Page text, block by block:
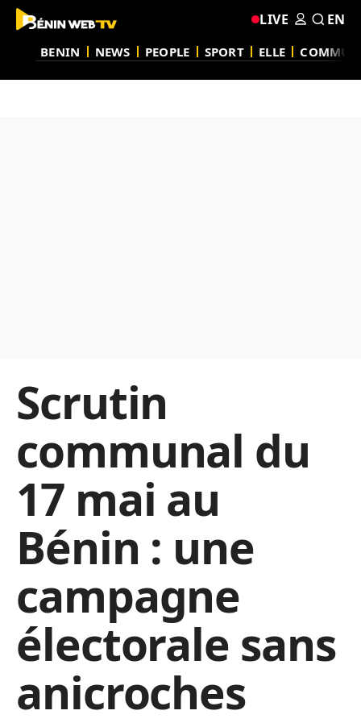
BENIN NEWS PEOPLE SPORT ELLE
LIVE EN
Scrutin
communal du
17 mai au
Bénin : une
campagne
électorale sans
anicroches